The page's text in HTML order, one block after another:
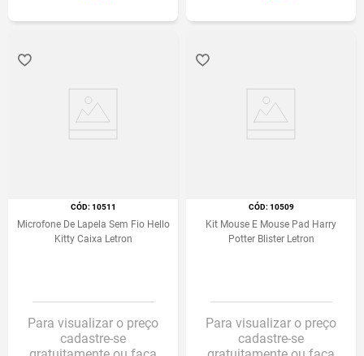
:10511
Microfone De Lapela Sem Fio Hello
Kitty Caixa Letron
Para visualizar o preço
cadastre-se
:10509
Kit Mouse E Mouse Pad Harry
Potter Blister Letron
Para visualizar o preço
cadastre-se